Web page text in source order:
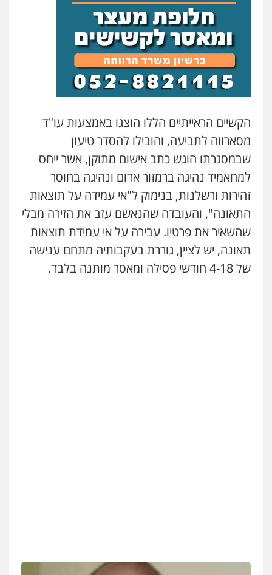
הקשיים הראייתיים הללו הוצגו באמצעות עו"ד
מסארווה לתביעה, והובילו להסדר טיעון
שבמסגרתו הוגש כתב אישום מתוקן, אשר ייחס
למחאמיד נהיגה ברמזור אדום ונהיגה בחוסר
זהירות ורשלנות, בנימוק ל"אי עמידה על תוצאות
התאונה", והעובדה שהנאשם עזב את הזירה מבלי
שהשאיר את פרטיו. עבירה על אי עמידת תוצאות
תאונה, יש לציין, גוררת בעקבותיה מתחם ענישה
של 4-18 חודשי פסילה ומאסר מותנה בלבד.